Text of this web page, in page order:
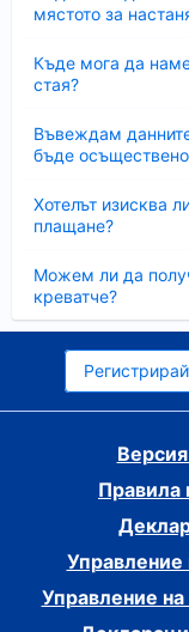
мястото за
Къде мога да
стая?
Въвеждам
бъде
Хотелът изисква
плащане?
Можем ли да
креватче?
Правила
Управление
Управление